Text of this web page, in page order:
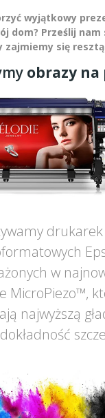
wyjątkowy
dom? Prześlij nam
zajmiemy się
obrazy na
drukarek
w
MicroPiezo™,
najwyższą